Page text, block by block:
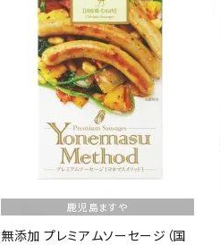
鹿児島ますや
無添加 プレミアムソーセージ（国